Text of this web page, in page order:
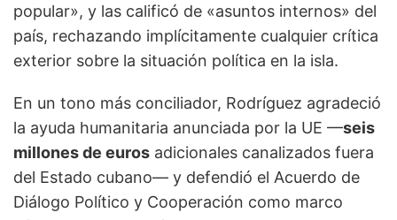
popular», y las calificó de «asuntos internos» del
país, rechazando implícitamente cualquier crítica
exterior sobre la situación política en la isla.
En un tono más conciliador, Rodríguez agradeció
la ayuda humanitaria anunciada por la UE —seis
millones de euros adicionales canalizados fuera
del Estado cubano— y defendió el Acuerdo de
Diálogo Político y Cooperación como marco